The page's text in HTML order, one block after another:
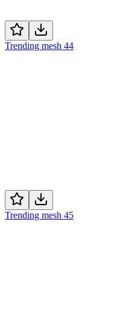
Trending mesh 44
Trending mesh 45